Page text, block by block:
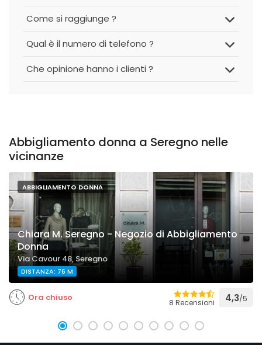
Come si raggiunge ?
Qual è il numero di telefono ?
Che opinione hanno i clienti ?
Abbigliamento donna a Seregno nelle
vicinanze
ABBIGLIAMENTO DONNA
Chiara M. Seregno - Negozio di Abbigliamento
Donna
Via Cavour 48, Seregno
DISTANZA: 76 M
Ora chiuso 8 Recensioni 4,3/5